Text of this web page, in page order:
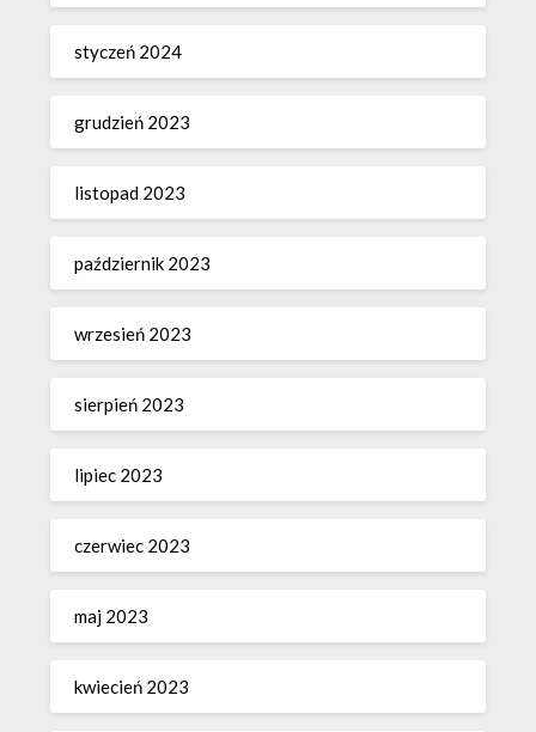
styczeń 2024
grudzień 2023
listopad 2023
październik 2023
wrzesień 2023
sierpień 2023
lipiec 2023
czerwiec 2023
maj 2023
kwiecień 2023